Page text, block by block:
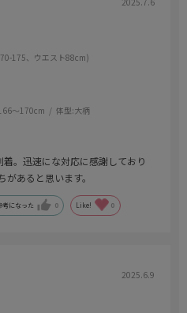
175、ウエスト88cm)
～170cm 体型:大柄
。迅速にな対応に感謝しており
あると思います。
考になった 0 Like! 0
2025.6.9